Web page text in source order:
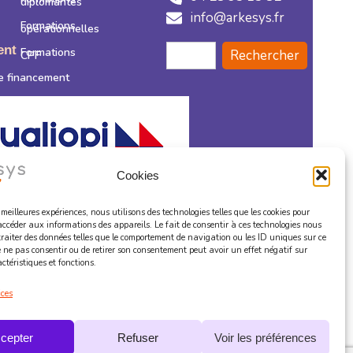
Cookies
expériences, nous utilisons des technologies telles que les cookies pour
aux informations des appareils. Le fait de consentir à ces technologies nous
des données telles que le comportement de navigation ou les ID uniques sur ce
ne pas consentir ou de retirer son consentement peut avoir un effet négatif sur
et fonctions.
Refuser Voir les préférences
financement
Formations
opérationnelles
Formations
CPF
info@arkesys.fr
Rechercher
au titre de la catégorie d’actions suivante :
Actions de formation »
Intérieur Stagiaire